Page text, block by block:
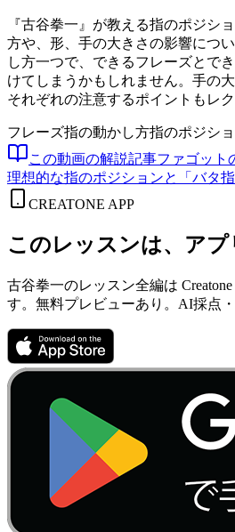
『古谷拳一』が教える指のポジシ
方や、形、手の大きさの影響につ
し方一つで、できるフレーズとで
けてしまうかもしれません。手の
それぞれの注意するポイントもレク
フレーズ指の動かし方指のポジシ
この動画の解説記事ファゴット
理想的な指のポジションと「バタ
CREATONE APP
このレッスンは、アプ
古谷拳一のレッスン全編は
す。無料プレビューあり。AI採点